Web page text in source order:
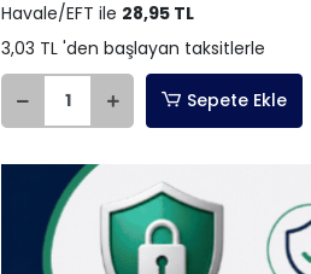
Havale/EFT ile 28,95 TL
3,03 TL 'den başlayan taksitlerle
Sepete Ekle